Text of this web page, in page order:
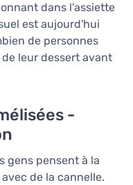
dans l'assiette
est aujourd'hui
de personnes
leur dessert avant
-
gens pensent à la
de la cannelle.